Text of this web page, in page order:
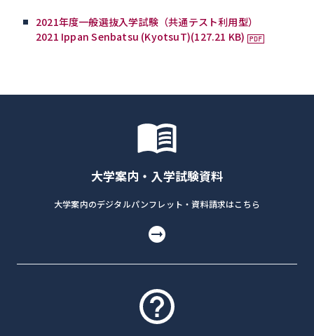
2021年度一般選抜入学試験（共通テスト利用型）
2021 Ippan Senbatsu (KyotsuT)(127.21 KB)
大学案内・入学試験資料
大学案内のデジタルパンフレット・資料請求はこちら